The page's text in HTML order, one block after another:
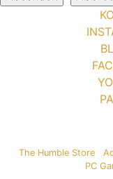
The Humble Store
PC